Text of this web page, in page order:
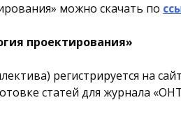
можно скачать по
проектирования»
регистрируется на
статей для журнала